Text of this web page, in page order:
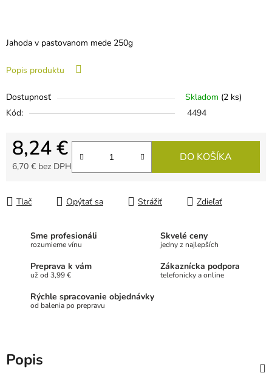
Jahoda v pastovanom mede 250g
Popis produktu
Dostupnosť Skladom (2 ks)
Kód:
4494
8,24 €
6,70 € bez DPH
DO KOŠÍKA
Tlač Opýtať sa Strážiť Zdieľať
Sme profesionáli
rozumieme vínu
Skvelé ceny
jedny z najlepších
Preprava k vám
už od 3,99 €
Zákaznícka podpora
telefonicky a online
Rýchle spracovanie objednávky
od balenia po prepravu
Popis